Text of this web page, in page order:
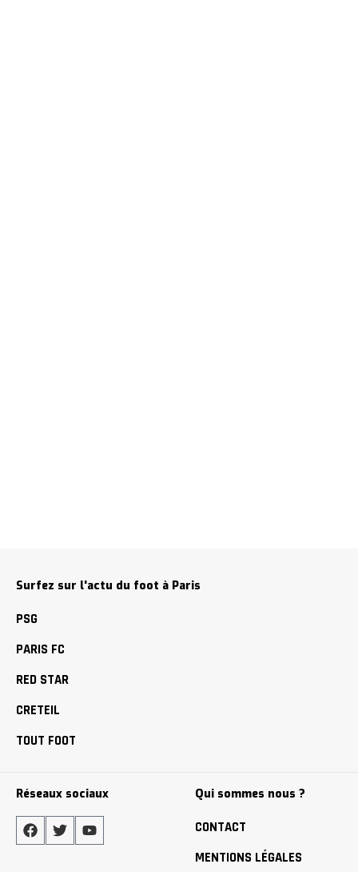
Surfez sur l'actu du foot à Paris
PSG
PARIS FC
RED STAR
CRETEIL
TOUT FOOT
Réseaux sociaux Qui sommes nous ?
CONTACT
MENTIONS LÉGALES